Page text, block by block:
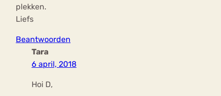
plekken.
Liefs
Beantwoorden
Tara
6 april, 2018
Hoi D,